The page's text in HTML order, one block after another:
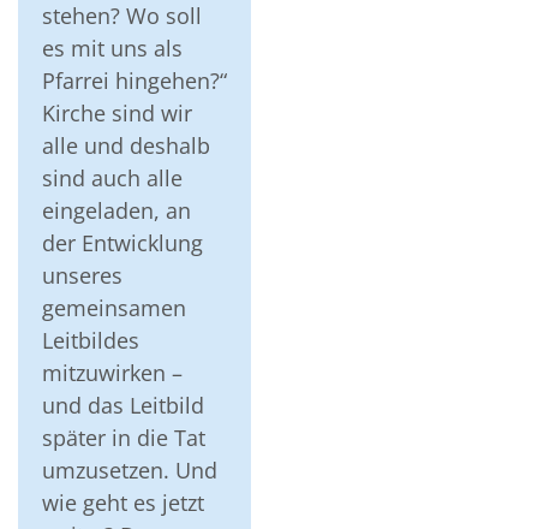
stehen? Wo soll
es mit uns als
Pfarrei hingehen?“
Kirche sind wir
alle und deshalb
sind auch alle
eingeladen, an
der Entwicklung
unseres
gemeinsamen
Leitbildes
mitzuwirken –
und das Leitbild
später in die Tat
umzusetzen. Und
wie geht es jetzt